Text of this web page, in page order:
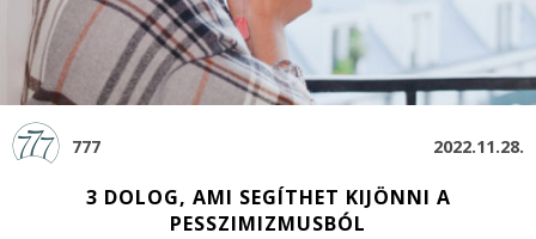
777 2022.11.28.
3 DOLOG, AMI SEGÍTHET KIJÖNNI A
PESSZIMIZMUSBÓL